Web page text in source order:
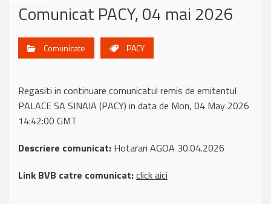
Comunicat PACY, 04 mai 2026
Comunicate PACY
Regasiti in continuare comunicatul remis de emitentul
PALACE SA SINAIA (PACY) in data de Mon, 04 May 2026
14:42:00 GMT
Descriere comunicat: Hotarari AGOA 30.04.2026
Link BVB catre comunicat:click aici